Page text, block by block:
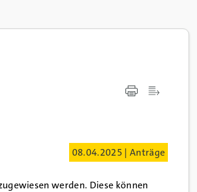
08.04.2025 | Anträge
werden. Diese können